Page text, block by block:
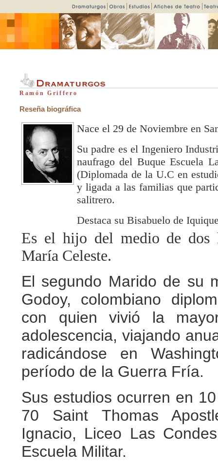
Ramón Griffero
Reseña biográfica
Nace el 29 de Noviembre en
Su padre es el Ingeniero
naufrago del Buque Escuela
(Diplomada de la U.C en
y ligada a las familias que
salitrero.
Destaca su Bisabuelo de
Es el hijo del medio de dos
María Celeste.
El segundo Marido de su
Godoy, colombiano
con quien vivió la
adolescencia, viajando
radicándose en
período de la Guerra Fría.
Sus estudios ocurren en
70 Saint Thomas
Ignacio, Liceo Las
Escuela Militar.